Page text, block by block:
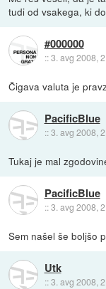
tudi od vsakega, ki
#000000
::3. avg 2008,
Čigava valuta je
PacificBlue
::3. avg 2008,
Tukaj je mal
PacificBlue
::3. avg 2008,
Sem našel še boljšo
Utk
::3. avg 2008,